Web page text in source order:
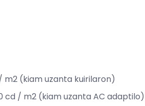
m2 (kiam uzanta kuirilaron)
cd / m2 (kiam uzanta AC adaptilo)